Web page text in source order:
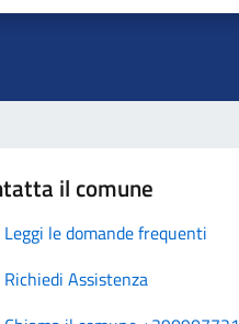
il comune
Leggi le domande frequenti
Richiedi Assistenza